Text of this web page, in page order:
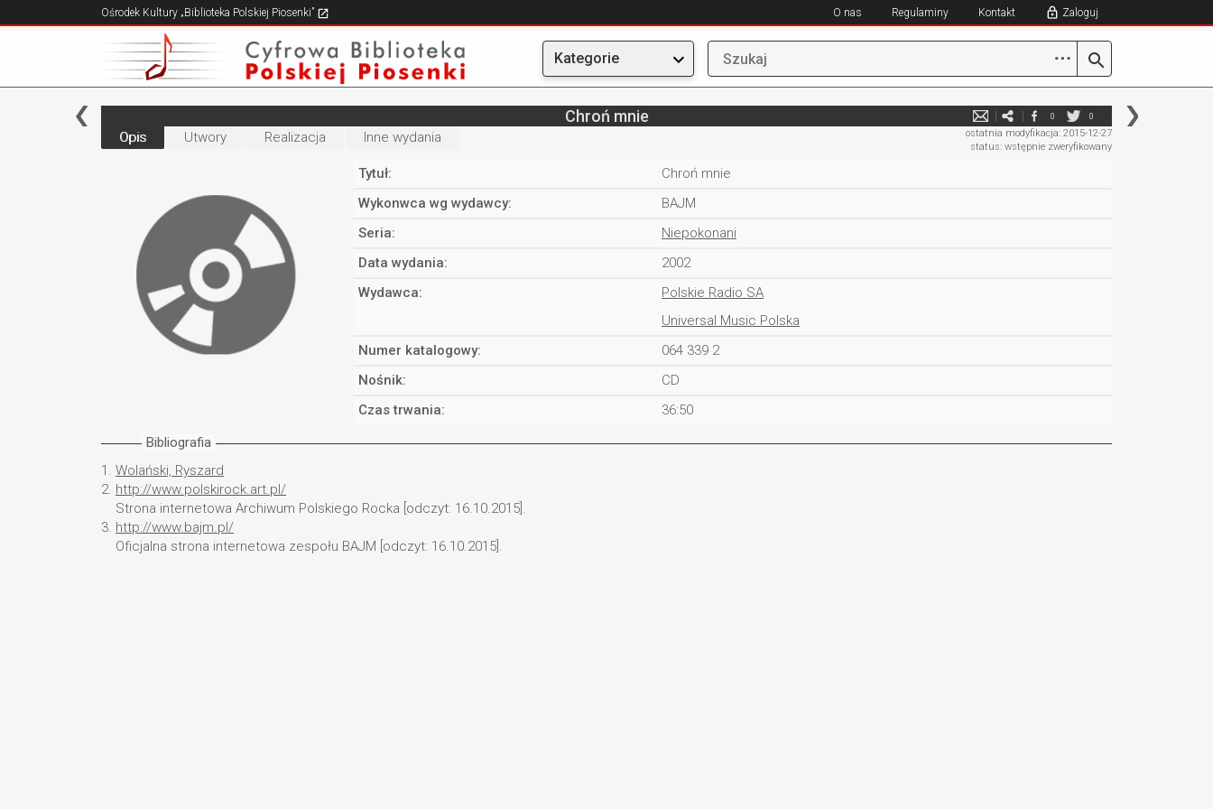
Ośrodek Kultury „Biblioteka Polskiej Piosenki” O nas Regulaminy Kontakt Zaloguj
Kategorie ⋯
Chroń mnie 0 0
ostatnia modyfikacja: 2015-12-27
status: wstępnie zweryfikowany
Opis Utwory Realizacja Inne wydania
Tytuł:
Chroń mnie
Wykonwca wg wydawcy:
BAJM
Seria:
Niepokonani
Data wydania:
2002
Wydawca:
Polskie Radio SA
Universal Music Polska
Numer katalogowy:
064 339 2
Nośnik:
CD
Czas trwania:
36:50
Bibliografia
1. Wolański, Ryszard
2. http://www.polskirock.art.pl/
Strona internetowa Archiwum Polskiego Rocka [odczyt: 16.10.2015].
3. http://www.bajm.pl/
Oficjalna strona internetowa zespołu BAJM [odczyt: 16.10.2015].